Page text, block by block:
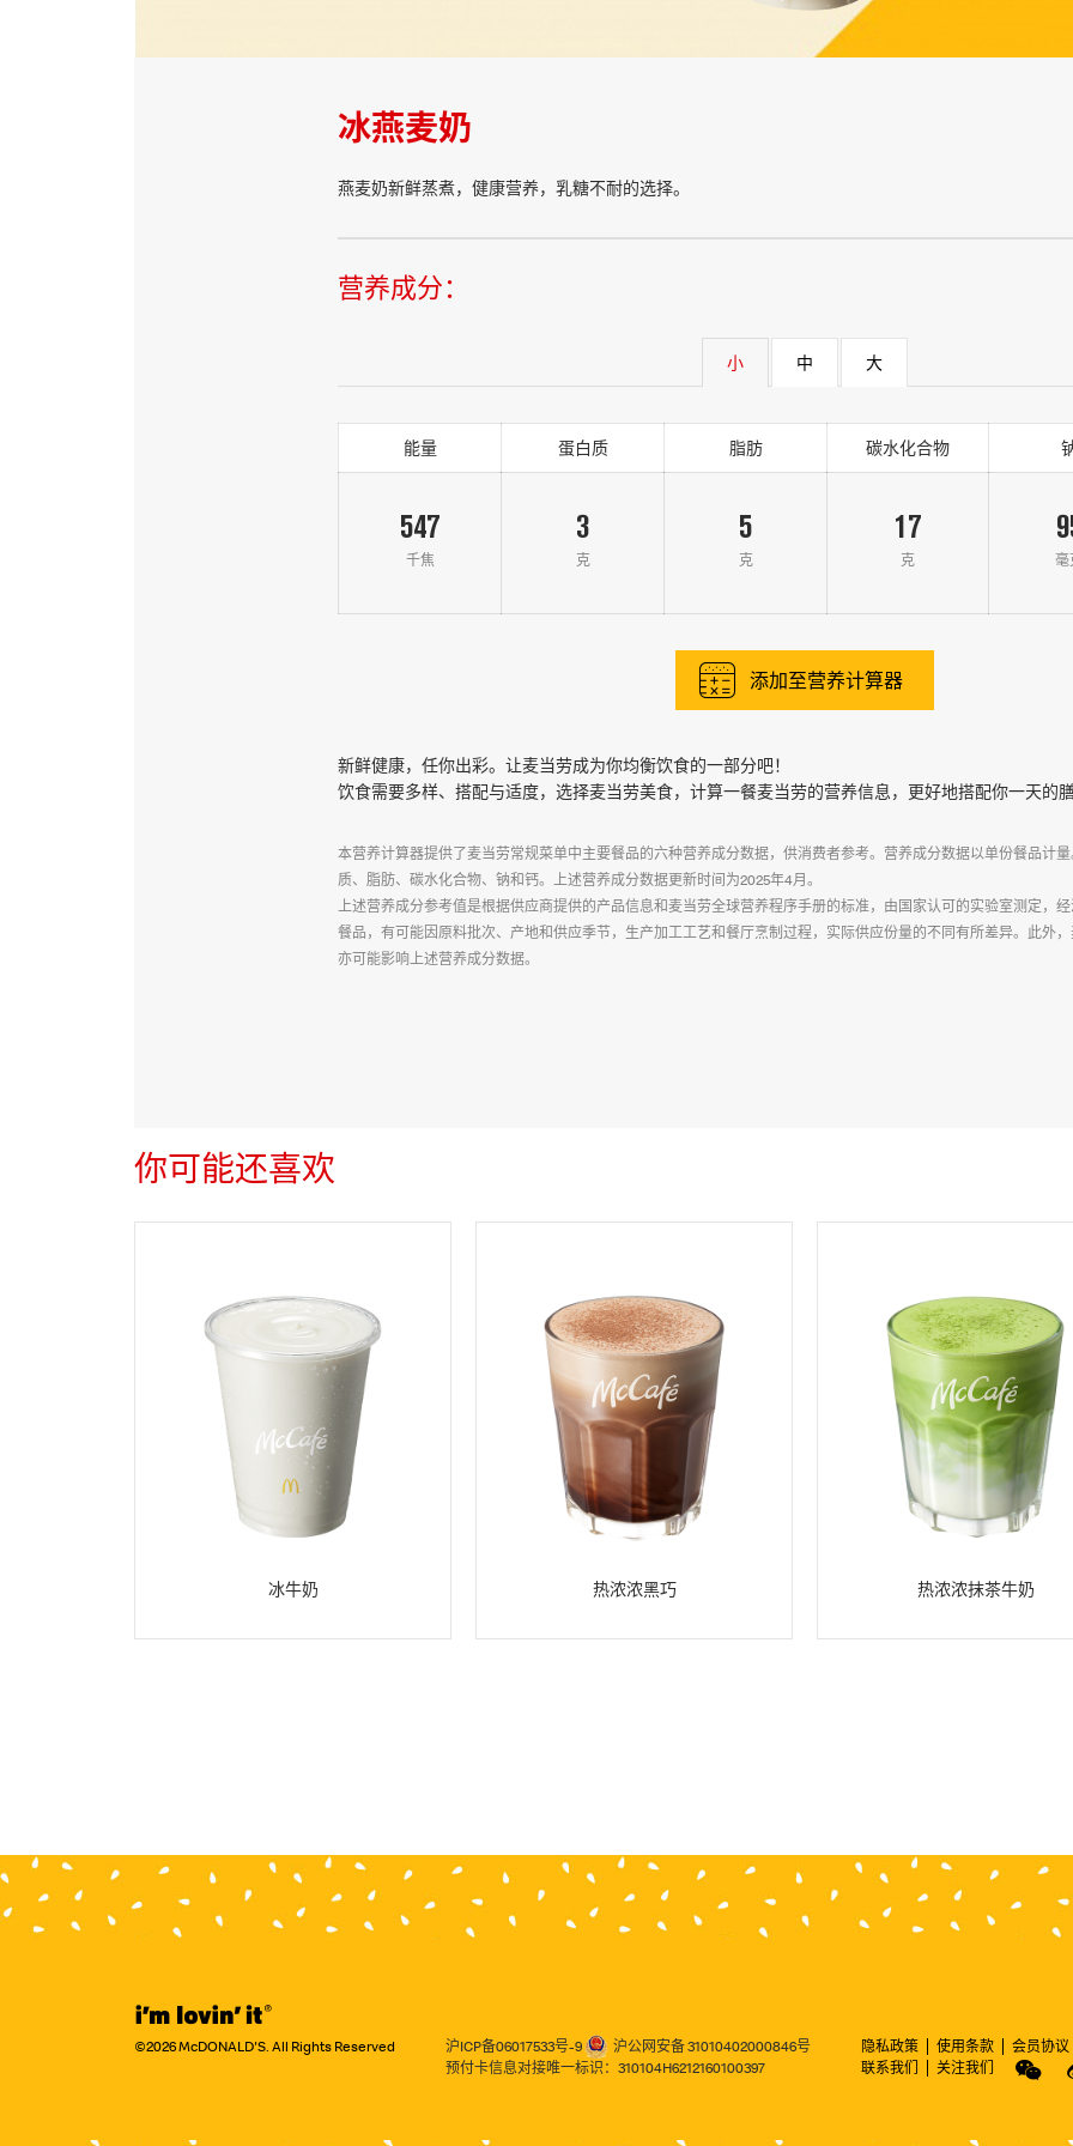
冰燕麦奶
燕麦奶新鲜蒸煮，健康营养，乳糖不耐的选择。
营养成分：
小 中 大
能量 蛋白质 脂肪 碳水化合物
547
千焦
3
克
5
克
17
克 毫
添加至营养计算器
新鲜健康，任你出彩。让麦当劳成为你均衡饮食的一部分吧！
饮食需要多样、搭配与适度，选择麦当劳美食，计算一餐麦当劳的营养信息，更好地搭配你一天的
本营养计算器提供了麦当劳常规菜单中主要餐品的六种营养成分数据，供消费者参考。营养成分数据以单份餐品计
质、脂肪、碳水化合物、钠和钙。上述营养成分数据更新时间为2025年4月。
上述营养成分参考值是根据供应商提供的产品信息和麦当劳全球营养程序手册的标准，由国家认可的实验室测定，
餐品，有可能因原料批次、产地和供应季节，生产加工工艺和餐厅烹制过程，实际供应份量的不同有所差异。此外
亦可能影响上述营养成分数据。
你可能还喜欢
冰牛奶 热浓浓黑巧 热浓浓抹茶牛奶

©2026 McDONALD'S. All Rights Reserved 沪ICP备06017533号-9
沪公网安备 31010402000846号
预付卡信息对接唯一标识：310104H6212160100397
隐私政策 使用条款
会员协议
联系我们
关注我们 